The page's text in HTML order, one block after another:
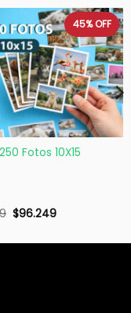
45%OFF
Fotos 10X15
$96.249